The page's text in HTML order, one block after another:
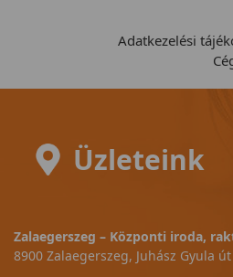
Adatkezelési
Üzleteink
Zalaegerszeg – Központi iroda,
8900 Zalaegerszeg, Juhász Gyula